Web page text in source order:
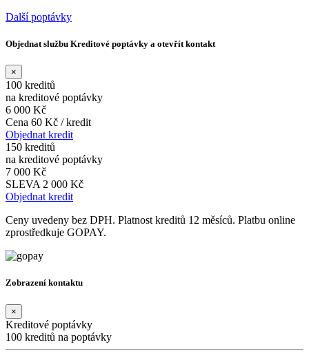
Další poptávky
Objednat službu Kreditové poptávky a otevřít kontakt
×
100 kreditů
na kreditové poptávky
6 000 Kč
Cena 60 Kč / kredit
Objednat kredit
150 kreditů
na kreditové poptávky
7 000 Kč
SLEVA 2 000 Kč
Objednat kredit
Ceny uvedeny bez DPH. Platnost kreditů 12 měsíců. Platbu online
zprostředkuje GOPAY.
Zobrazení kontaktu
×
Kreditové poptávky
100 kreditů na poptávky